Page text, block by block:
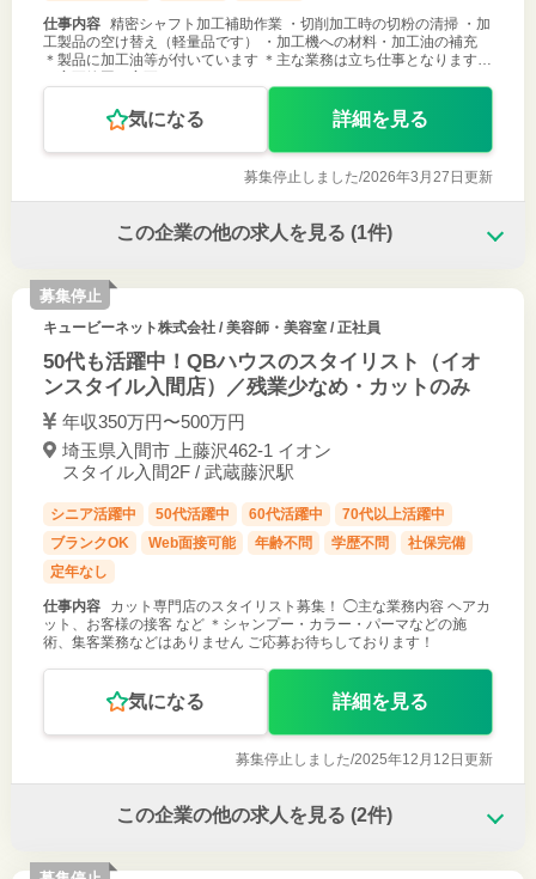
仕事内容 精密シャフト加工補助作業 ・切削加工時の切粉の清掃 ・加
工製品の空け替え（軽量品です） ・加工機への材料・加工油の補充
＊製品に加工油等が付いています ＊主な業務は立ち仕事となります
気になる 詳細を見る
募集停止しました/2026年3月27日更新
この企業の他の求人を見る (1件)
募集停止
キュービーネット株式会社/ 美容師・美容室 / 正社員
50代も活躍中！QBハウスのスタイリスト（イオ
ンスタイル入間店）／残業少なめ・カットのみ
年収350万円〜500万円
埼玉県入間市 上藤沢462-1 イオン
スタイル入間2F / 武蔵藤沢駅
シニア活躍中 50代活躍中 60代活躍中
70代以上活躍中
ブランクOK
Web面接可能 年齢不問 学歴不問
社保完備
定年なし
仕事内容
カット専門店のスタイリスト募集！ ◯主な業務内容 ヘアカ
ット、お客様の接客 など ＊シャンプー・カラー・パーマなどの施
術、集客業務などはありません ご応募お待ちしております！
気になる 詳細を見る
募集停止しました/2025年12月12日更新
この企業の他の求人を見る (2件)